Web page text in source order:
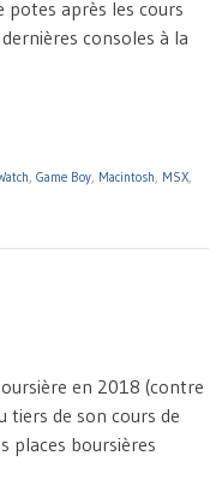
potes après les cours
consoles à la
, Game Boy, Macintosh, MSX,
en 2018 (contre
tiers de son cours de
places boursières